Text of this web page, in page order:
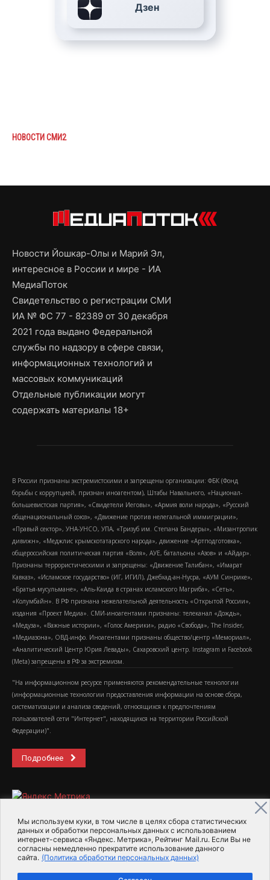
Мы используем куки, в том числе в целях сбора статистических
данных и обработки персональных данных с использованием
интернет-сервиса «Яндекс. Метрика», Рейтинг Mail.ru. Если Вы не
согласны немедленно прекратите использование данного
сайта. (Политика обработки персональных данных)
Дзен
НОВОСТИ СМИ2
Новости Йошкар-Олы и Марий Эл,
интересное в России и мире - ИА
МедиаПоток
Свидетельство о регистрации СМИ
ИА № ФС 77 - 82389 от 30 декабря
2021 года выдано Федеральной
службы по надзору в сфере связи,
информационных технологий и
массовых коммуникаций
Отдельные публикации могут
содержать материалы 18+
В России признаны экстремистскими и запрещены организации: ФБК (Фонд
борьбы с коррупцией, признан иноагентом), Штабы Навального, «Национал-
большевистская партия», «Свидетели Иеговы», «Армия воли народа», «Русский
общенациональный союз», «Движение против нелегальной иммиграции»,
«Правый сектор», УНА-УНСО, УПА, «Тризуб им. Степана Бандеры», «Мизантропик
дивижн», «Меджлис крымскотатарского народа», движение «Артподготовка»,
общероссийская политическая партия «Воля», АУЕ, батальоны «Азов» и «Айдар».
Признаны террористическими и запрещены: «Движение Талибан», «Имарат
Кавказ», «Исламское государство» (ИГ, ИГИЛ), Джебхад-ан-Нусра, «АУМ Синрике»,
«Братья-мусульмане», «Аль-Каида в странах исламского Магриба», «Сеть»,
«Колумбайн». В РФ признана нежелательной деятельность «Открытой России»,
издания «Проект Медиа». СМИ-иноагентами признаны: телеканал «Дождь»,
«Медуза», «Важные истории», «Голос Америки», радио «Свобода», The Insider,
«Медиазона», ОВД-инфо. Иноагентами признаны общество/центр «Мемориал»,
«Аналитический Центр Юрия Левады», Сахаровский центр. Instagram и Facebook
(Metа) запрещены в РФ за экстремизм.
"На информационном ресурсе применяются рекомендательные технологии
(информационные технологии предоставления информации на основе сбора,
систематизации и анализа сведений, относящихся к предпочтениям
пользователей сети "Интернет", находящихся на территории Российской
Федерации)".
Подробнее
2015-2026- Информационное агентство МедиаПоток
Для справки Об издании
Пользовательское соглашение